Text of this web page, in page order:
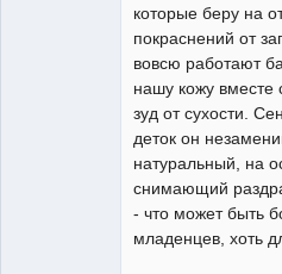
которые беру на
покраснений от
вовсю работают
нашу кожу вместе
зуд от сухости.
деток он
натуральный, на
снимающий
- что может быть
младенцев, хоть